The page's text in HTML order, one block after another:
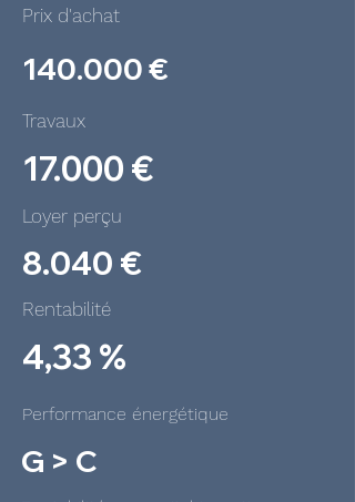
Prix d'achat
140.000 €
Travaux
17.000 €
Loyer perçu
8.040 €
Rentabilité
4,33 %
Performance énergétique
G > C